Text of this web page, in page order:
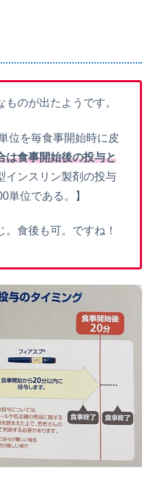
のが出たようです。
位を毎食事開始時に皮
は食事開始後の投与と
インスリン製剤の投与
単位である。】
食後も可。ですね！